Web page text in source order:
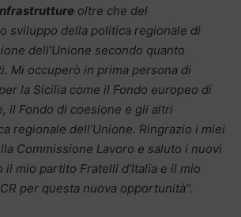
oltre che del
sviluppo della politica regionale di
dell’Unione secondo quanto
Mi occuperò in prima persona di
la Sicilia come il Fondo europeo di
il Fondo di coesione e gli altri
regionale dell’Unione. Ringrazio i miei
Commissione Lavoro e saluto i nuovi
il mio partito Fratelli d’Italia e il mio
per questa nuova opportunità”.